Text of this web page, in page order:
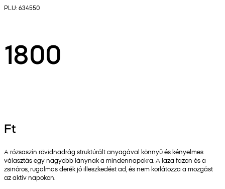
PLU: 634550
1800
Ft
A rózsaszín rövidnadrág struktúrált anyagával könnyű és kényelmes
választás egy nagyobb lánynak a mindennapokra. A laza fazon és a
zsinóros, rugalmas derék jó illeszkedést ad, és nem korlátozza a mozgást
az aktív napokon.